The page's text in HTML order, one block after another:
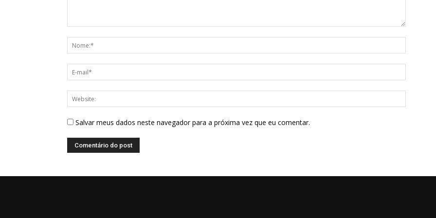
Salvar meus dados neste navegador para a próxima vez que eu comentar.